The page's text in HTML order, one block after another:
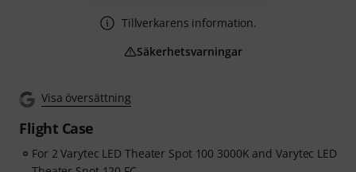
Visa översättning
Flight Case
For 2 Varytec LED Theater Spot 100 3000K and Varytec LED
Tillverkarens information.
Säkerhetsvarningar